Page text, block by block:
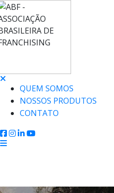
QUEM SOMOS
NOSSOS PRODUTOS
CONTATO